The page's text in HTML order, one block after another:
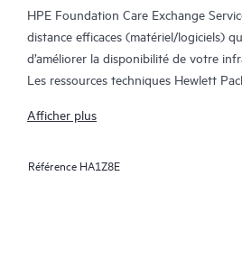
HPE Foundation Care Exchange
distance efficaces (matériel/logiciels)
d’améliorer la disponibilité de votre
Les ressources techniques Hewlett
problèmes matériels et logiciels
Le service d’échange matériel propose
Afficher plus
Référence HA1Z8E